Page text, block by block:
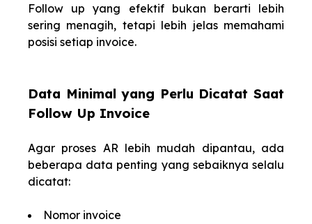
Follow up yang efektif bukan berarti lebih
sering menagih, tetapi lebih jelas memahami
posisi setiap invoice.
Data Minimal yang Perlu Dicatat Saat
Follow Up Invoice
Agar proses AR lebih mudah dipantau, ada
beberapa data penting yang sebaiknya selalu
dicatat:
Nomor invoice